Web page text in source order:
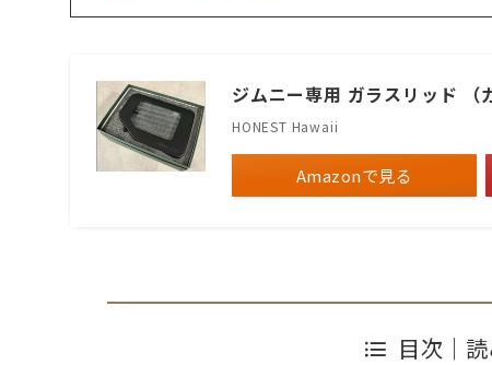
ジムニー専用 ガラスリッド
HONEST Hawaii
Amazonで見る
目次｜